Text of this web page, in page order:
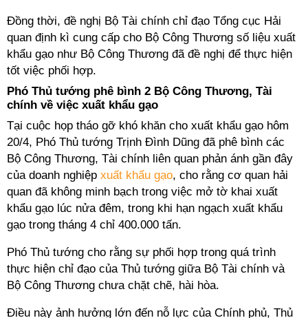
Đồng thời, đề nghị Bộ Tài chính chỉ đạo Tổng cục Hải
quan định kì cung cấp cho Bộ Công Thương số liệu xuất
khẩu gạo như Bộ Công Thương đã đề nghị để thực hiện
tốt việc phối hợp.
Phó Thủ tướng phê bình 2 Bộ Công Thương, Tài
chính về việc xuất khẩu gạo
Tại cuộc họp tháo gỡ khó khăn cho xuất khẩu gạo hôm
20/4, Phó Thủ tướng Trịnh Đình Dũng đã phê bình các
Bộ Công Thương, Tài chính liên quan phản ánh gần đây
của doanh nghiệp xuất khẩu gạo, cho rằng cơ quan hải
quan đã không minh bạch trong việc mở tờ khai xuất
khẩu gạo lúc nửa đêm, trong khi hạn ngạch xuất khẩu
gạo trong tháng 4 chỉ 400.000 tấn.
Phó Thủ tướng cho rằng sự phối hợp trong quá trình
thực hiện chỉ đạo của Thủ tướng giữa Bộ Tài chính và
Bộ Công Thương chưa chặt chẽ, hài hòa.
Điều này ảnh hưởng lớn đến nỗ lực của Chính phủ, Thủ